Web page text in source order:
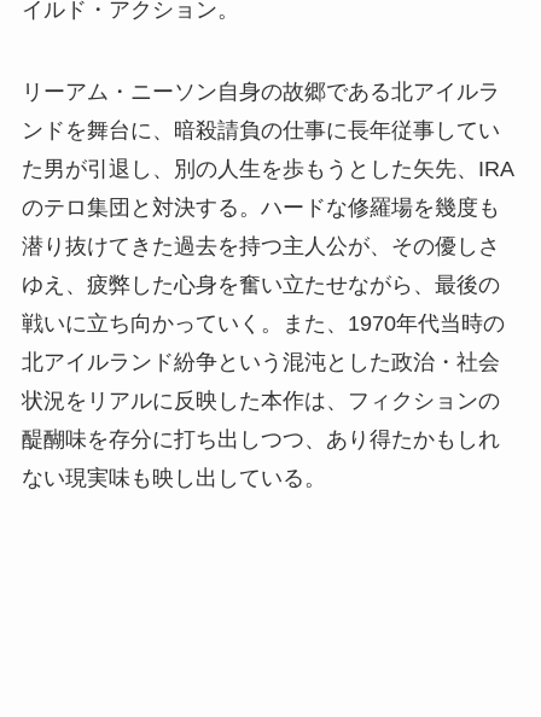
イルド・アクション。
リーアム・ニーソン自身の故郷である北アイルラ
ンドを舞台に、暗殺請負の仕事に長年従事してい
た男が引退し、別の人生を歩もうとした矢先、IRA
のテロ集団と対決する。ハードな修羅場を幾度も
潜り抜けてきた過去を持つ主人公が、その優しさ
ゆえ、疲弊した心身を奮い立たせながら、最後の
戦いに立ち向かっていく。また、1970年代当時の
北アイルランド紛争という混沌とした政治・社会
状況をリアルに反映した本作は、フィクションの
醍醐味を存分に打ち出しつつ、あり得たかもしれ
ない現実味も映し出している。